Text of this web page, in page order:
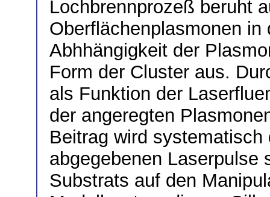
Lochbrennprozeß beruht
Oberflächenplasmonen
Abhhängigkeit der
Form der Cluster aus.
als Funktion der
der angeregten
Beitrag wird
abgegebenen Laserpulse
Substrats auf den